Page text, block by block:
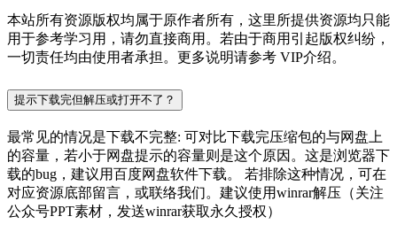
本站所有资源版权均属于原作者所有，这里所提供资源均只能
用于参考学习用，请勿直接商用。若由于商用引起版权纠纷，
一切责任均由使用者承担。更多说明请参考 VIP介绍。
提示下载完但解压或打开不了？
最常见的情况是下载不完整: 可对比下载完压缩包的与网盘上
的容量，若小于网盘提示的容量则是这个原因。这是浏览器下
载的bug，建议用百度网盘软件下载。 若排除这种情况，可在
对应资源底部留言，或联络我们。建议使用winrar解压（关注
公众号PPT素材，发送winrar获取永久授权）